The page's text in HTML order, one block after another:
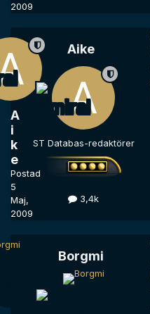
2009
A
i
k
e
Postad
5
Maj,
2009
Aike
ST Databas-redaktörer
3,4k
Borgmi